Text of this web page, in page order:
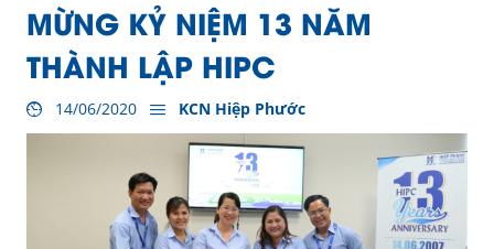
MỪNG KỶ NIỆM 13 NĂM
THÀNH LẬP HIPC
14/06/2020 KCN Hiệp Phước